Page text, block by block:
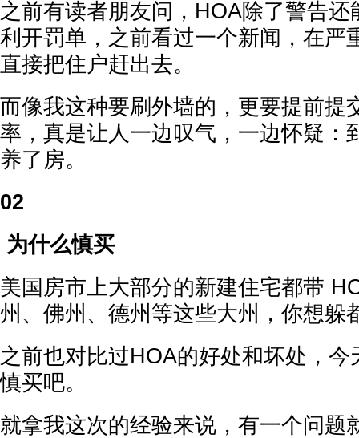
之前有读者朋友问，HOA除了警告还
利开罚单，之前看过一个新闻，在严
直接把住户赶出去。
而像我这种要刷外墙的，更要提前提
率，真是让人一边叹气，一边怀疑：
养了房。
02
为什么慎买
美国房市上大部分的新建住宅都带
州、佛州、德州等这些大州，你想躲
之前也对比过HOA的好处和坏处，今
慎买吧。
就拿我这次的经验来说，有一个问题